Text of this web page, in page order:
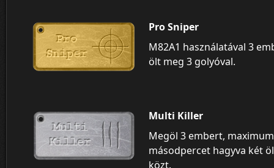
Pro Sniper
M82A1 használatával 3
ölt meg 3 golyóval.
Multi Killer
Megöl 3 embert,
másodpercet hagyva két
közt.